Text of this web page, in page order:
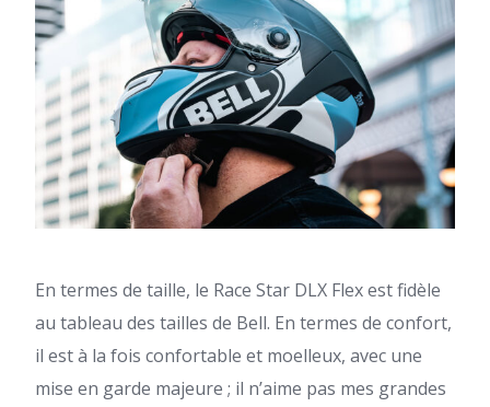
En termes de taille, le Race Star DLX Flex est fidèle
au tableau des tailles de Bell. En termes de confort,
il est à la fois confortable et moelleux, avec une
mise en garde majeure ; il n’aime pas mes grandes